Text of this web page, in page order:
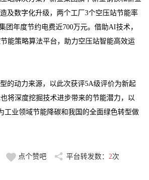
及数字化升级，两个工厂3个空压站节能率
团年度节约电费近700万元。借助AI技术，
能策略算法平台，助力空压站智能高效运
动力来源，以此次获评5A级评价为新起
将深度挖掘技术进步带来的节能潜力，以
工业领域节能降碳和我国的全面绿色转型做
点个赞吧 平台转发数： 2次